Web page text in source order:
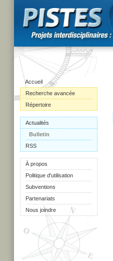
Accueil
Recherche avancée
Répertoire
Actualités
Bulletin
RSS
À propos
Politique d'utilisation
Subventions
Partenariats
Nous joindre